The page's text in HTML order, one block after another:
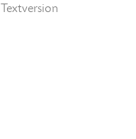
Textversion